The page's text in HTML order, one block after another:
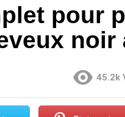
pour
noir
45.2k